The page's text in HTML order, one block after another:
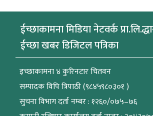
ईच्छाकामना मिडिया नेटवर्क
ईच्छा खबर डिजिटल पत्रिका
इच्छाकामना ४ कुरिनटार चितवन
सम्पादक विपि त्रिपाठी (९८४५९८०३०१ )
सुचना विभाग दर्ता नम्बर : १२६०/०७५–७६